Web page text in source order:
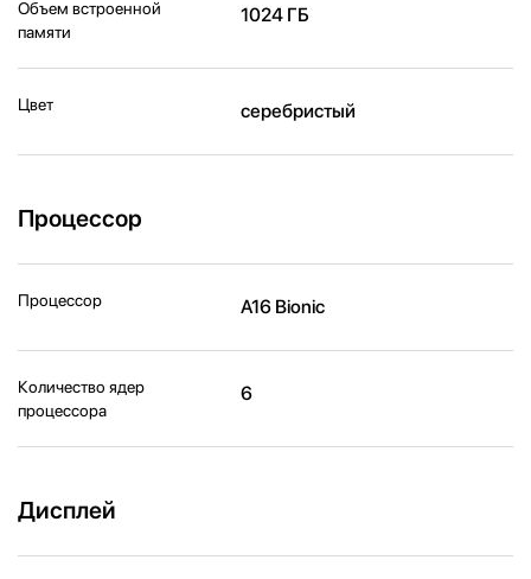
Объем встроенной
памяти
1024 ГБ
Цвет серебристый
Процессор
Процессор A16 Bionic
Количество ядер
процессора
6
Дисплей